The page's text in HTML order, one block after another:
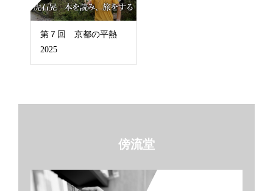
第７回 京都の平熱
2025
傍流堂